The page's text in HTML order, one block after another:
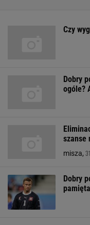
Czy
Dobry
ogóle?
szanse
misza,
Dobry